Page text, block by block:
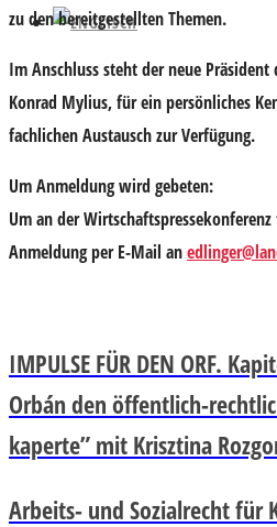
zu den bereitgestellten Themen.
Im Anschluss steht der neue Präsident
Konrad Mylius, für ein persönliches
fachlichen Austausch zur Verfügung.
Um Anmeldung wird gebeten:
Um an der
Anmeldung per E-Mail an
IMPULSE FÜR DEN ORF.
Orbán den öffentlich-
kaperte” mit Krisztina
Arbeits- und Sozialrecht für